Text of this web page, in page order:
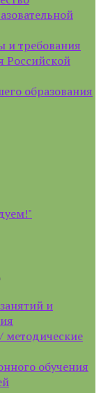
и требования
Российской
образования
и
методические
обучения